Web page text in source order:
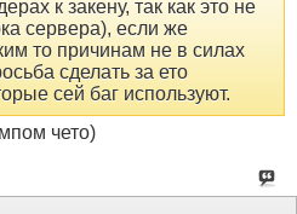
к закену, так как это не
сервера), если же
то причинам не в силах
сделать за ето
сей баг используют.
чето)